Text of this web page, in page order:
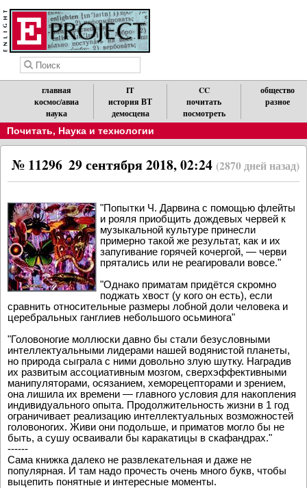
главная
космос/авиа
наука
IT
история ВТ
демосцена
CC
почитать
посмотреть
общество
разное
Почитать, Наука и технологии
29 сентября 2018, 02:24 (2870 дней назад)
№ 11296
"Попытки Ч. Дарвина с помощью флейты
и рояля приобщить дождевых червей к
музыкальной культуре принесли
примерно такой же результат, как и их
запугивание горячей кочергой, — черви
прятались или не реагировали вовсе."
"Однако приматам придётся скромно
поджать хвост (у кого он есть), если
сравнить относительные размеры лобной доли человека и
церебральных ганглиев небольшого осьминога"
"Головоногие моллюски давно бы стали безусловными
интеллектуальными лидерами нашей водянистой планеты,
но природа сыграла с ними довольно злую шутку. Наградив
их развитым ассоциативным мозгом, сверхэффективными
манипуляторами, осязанием, хеморецепторами и зрением,
она лишила их времени — главного условия для накопления
индивидуального опыта. Продолжительность жизни в 1 год
ограничивает реализацию интеллектуальных возможностей
головоногих. Живи они подольше, и приматов могло бы не
быть, а сушу осваивали бы каракатицы в скафандрах."
------
Сама книжка далеко не развлекательная и даже не
популярная. И там надо прочесть очень много букв, чтобы
выцепить понятные и интересные моменты.